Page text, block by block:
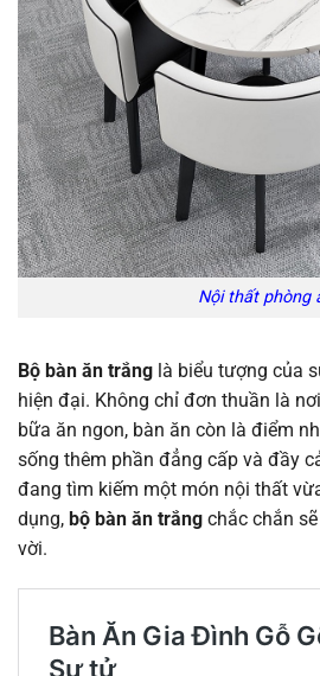
Nội thất phòng
Bộ bàn ăn trắng là biểu tượng của
hiện đại. Không chỉ đơn thuần là
bữa ăn ngon, bàn ăn còn là điểm
sống thêm phần đẳng cấp và đầy
đang tìm kiếm một món nội thất
dụng, bộ bàn ăn trắng chắc chắn
vời.